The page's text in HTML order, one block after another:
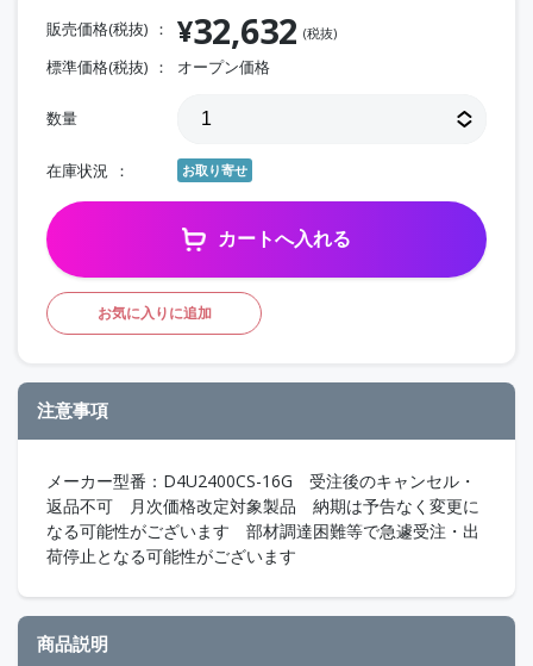
販売価格(税抜) ¥32,632 (税抜)
標準価格(税抜) オープン価格
数量
在庫状況 お取り寄せ
カートへ入れる
お気に入りに追加
注意事項
メーカー型番：D4U2400CS-16G 受注後のキャンセル・
返品不可 月次価格改定対象製品 納期は予告なく変更に
なる可能性がございます 部材調達困難等で急遽受注・出
荷停止となる可能性がございます
商品説明